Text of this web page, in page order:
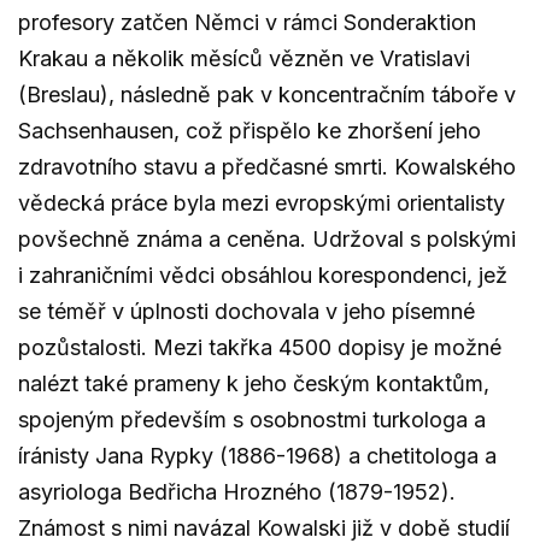
profesory zatčen Němci v rámci Sonderaktion
Krakau a několik měsíců vězněn ve Vratislavi
(Breslau), následně pak v koncentračním táboře v
Sachsenhausen, což přispělo ke zhoršení jeho
zdravotního stavu a předčasné smrti. Kowalského
vědecká práce byla mezi evropskými orientalisty
povšechně známa a ceněna. Udržoval s polskými
i zahraničními vědci obsáhlou korespondenci, jež
se téměř v úplnosti dochovala v jeho písemné
pozůstalosti. Mezi takřka 4500 dopisy je možné
nalézt také prameny k jeho českým kontaktům,
spojeným především s osobnostmi turkologa a
íránisty Jana Rypky (1886-1968) a chetitologa a
asyriologa Bedřicha Hrozného (1879-1952).
Známost s nimi navázal Kowalski již v době studií